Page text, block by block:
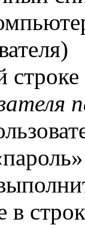
строке
в